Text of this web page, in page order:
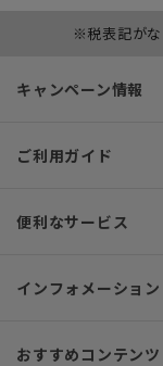
※税表記が
キャンペーン情報
ご利用ガイド
便利なサービス
インフォメーション
おすすめコンテンツ